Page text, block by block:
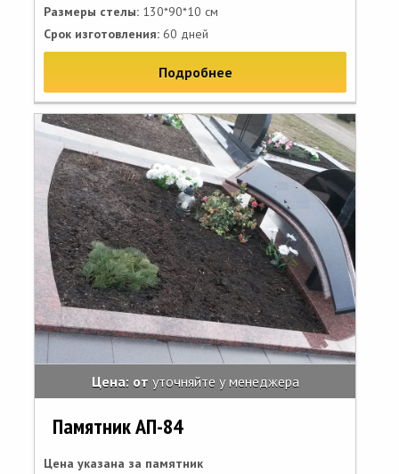
Размеры стелы: 130*90*10 см
Срок изготовления: 60 дней
Подробнее
Цена: от уточняйте у менеджера
Памятник АП-84
Цена указана за памятник